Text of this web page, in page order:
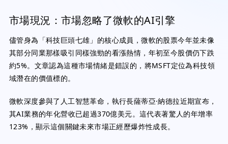
市場現況：市場忽略了微軟的AI引擎
儘管身為「科技巨頭七雄」的核心成員，微軟的股票今年並未像
其部分同業那樣吸引同樣強勁的看漲熱情，年初至今股價仍下跌
約5%。文章認為這種市場情緒是錯誤的，將MSFT定位為科技領
域潛在的價值標的。
微軟深度參與了人工智慧革命，執行長薩蒂亞·納德拉近期宣布，
其AI業務的年化營收已超過370億美元。這代表著驚人的年增率
123%，顯示這個關鍵未來市場正經歷爆炸性成長。